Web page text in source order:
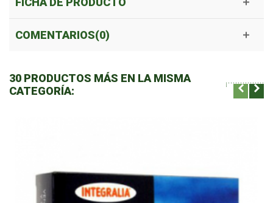
COMENTARIOS(0)
30 PRODUCTOS MÁS EN LA MISMA
CATEGORÍA: